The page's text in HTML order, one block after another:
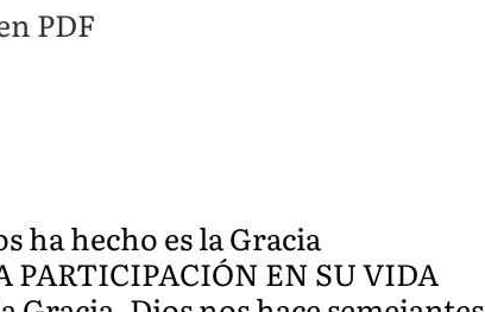
PDF
ha hecho es la Gracia
EN SU VIDA